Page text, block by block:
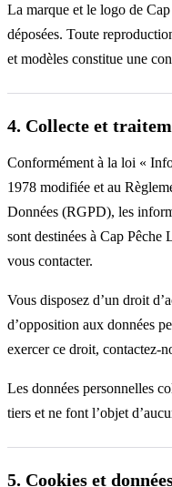
La marque et le logo de
déposées. Toute
et modèles constitue une
4. Collecte et
Conformément à la loi «
1978 modifiée et au
Données (RGPD), les
sont destinées à Cap Pêche
vous contacter.
Vous disposez d’un droit
d’opposition aux données
exercer ce droit, contactez-
Les données personnelles
tiers et ne font l’objet
5. Cookies et